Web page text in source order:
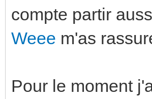
compte partir
Weee m'as
Pour le moment